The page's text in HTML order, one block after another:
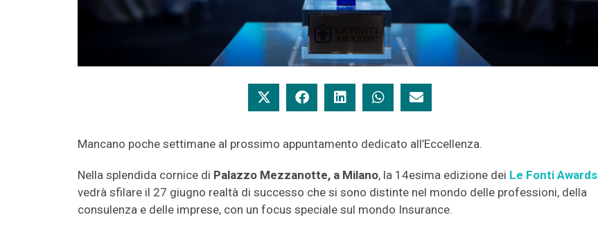
Mancano poche settimane al prossimo appuntamento dedicato all’Eccellenza.
Nella splendida cornice di Palazzo Mezzanotte, a Milano, la 14esima edizione dei Le Fonti Awards
vedrà sfilare il 27 giugno realtà di successo che si sono distinte nel mondo delle professioni, della
consulenza e delle imprese, con un focus speciale sul mondo Insurance.